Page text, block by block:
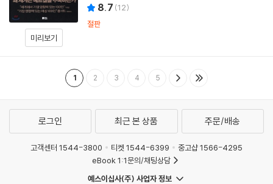
미리보기
8.7 (12)
절판
1 2 3 4 5
로그인 최근 본 상품 주문/배송
고객센터 1544-3800 티켓 1544-6399
중고샵 1566-4295
eBook 1:1문의/채팅상담
예스이십사(주) 사업자 정보